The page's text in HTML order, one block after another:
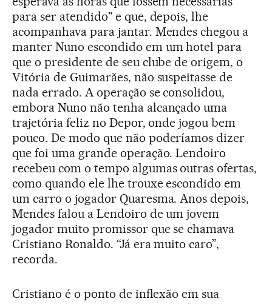
para ser atendido" e que, depois, lhe
acompanhava para jantar. Mendes chegou a
manter Nuno escondido em um hotel para
que o presidente de seu clube de origem, o
Vitória de Guimarães, não suspeitasse de
nada errado. A operação se consolidou,
embora Nuno não tenha alcançado uma
trajetória feliz no Depor, onde jogou bem
pouco. De modo que não poderíamos dizer
que foi uma grande operação. Lendoiro
recebeu com o tempo algumas outras ofertas,
como quando ele lhe trouxe escondido em
um carro o jogador Quaresma. Anos depois,
Mendes falou a Lendoiro de um jovem
jogador muito promissor que se chamava
Cristiano Ronaldo. “Já era muito caro”,
recorda.
Cristiano é o ponto de inflexão em sua